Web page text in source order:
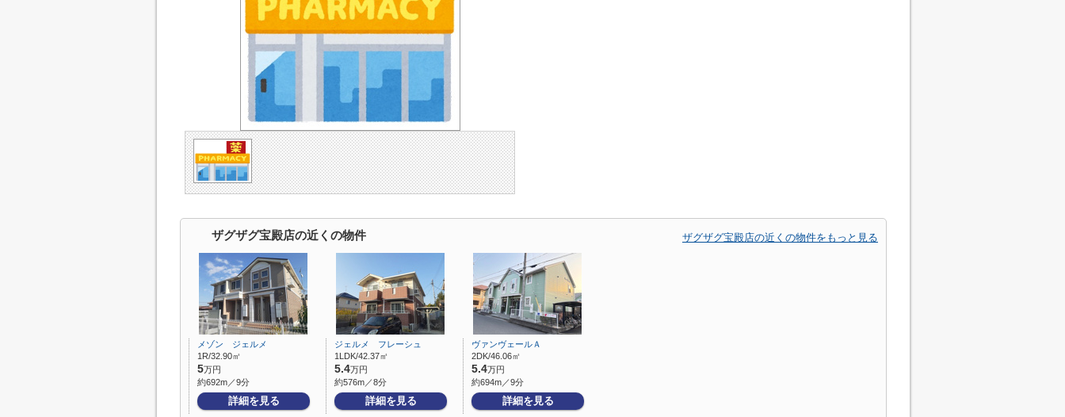
ザグザグ宝殿店の近くの物件 ザグザグ宝殿店の近くの物件をもっと見る
メゾン ジェルメ
1R/32.90㎡
5万円
約692m／9分
詳細を見る
ジェルメ フレーシュ
1LDK/42.37㎡
5.4万円
約576m／8分
詳細を見る
ヴァンヴェールＡ
2DK/46.06㎡
5.4万円
約694m／9分
詳細を見る